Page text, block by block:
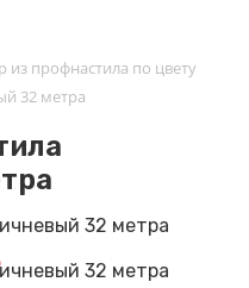
из профнастила по цвету
32 метра